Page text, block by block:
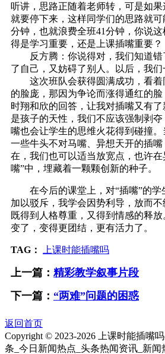
听讲，思路正随着老师转，可是如
就要停下来，这样同学们的思路就
分钟，也就浪费全班41分钟，你说
得是学习重要，还是上课插嘴重要？
反方腾：你说得对，我们知道错
了自己，又妨碍了别人。以后，我们
这次班队会获得圆满成功，看着
的脸庞，那因为争论而涨得通红的
时翔和欣的回答，让我对插嘴又有
是孩子的天性，我们不应该强制剥
嘴也会让学生的思维火花得到碰撞
一些牛头不对马嘴、异想天开的插
在，我们也可以适当放宽点，也许在
嘴”中，埋藏着一颗颗创新的种子。
在今后的课堂上，对“插嘴”的学
加以驳斥，我学会因势利导，放而
既得到人格尊重，又得到情感的释
变了，变得更团结，更有活力了。
TAG： 上课时能插嘴吗
上一篇： 精彩教学叙事片段
下一篇： “两难”问题的困惑
返回首页
Copyright © 2023-2026 上课时能插嘴
条_今日新闻热点_头条热闻资讯_新闻